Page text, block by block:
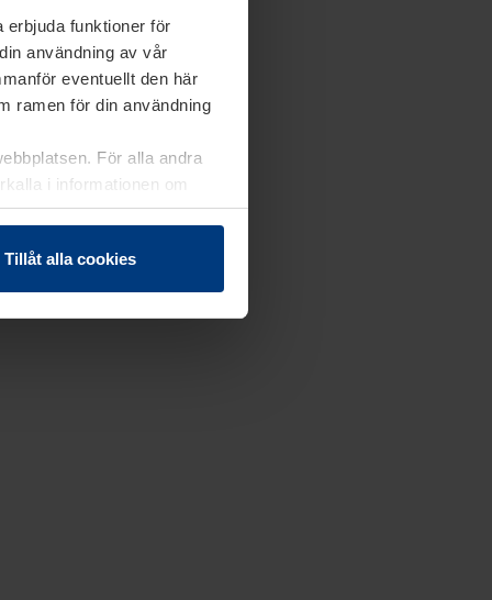
erbjuda funktioner för
användning av vår
eventuellt den här
ramen för din användning
För alla andra
i informationen om
Tillåt alla cookies